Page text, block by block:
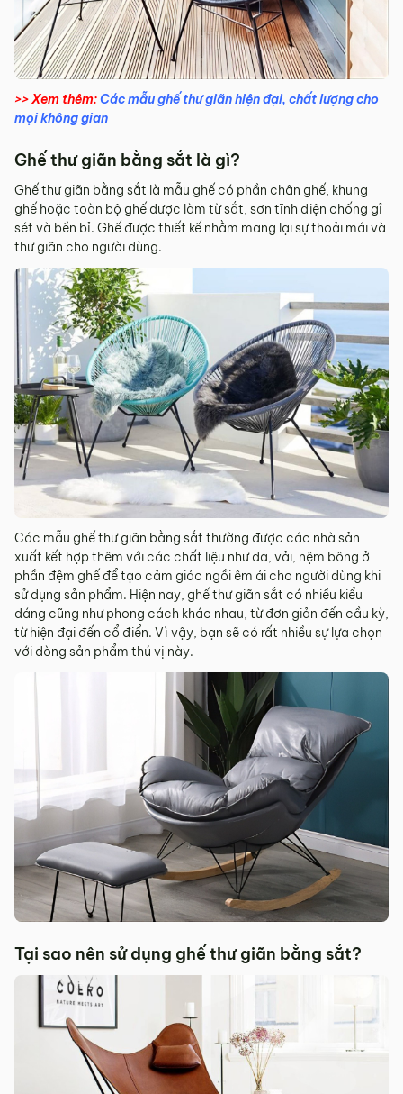
>> Xem thêm:Các mẫu ghế thư giãn hiện đại, chất lượng cho
mọi không gian
Ghế thư giãn bằng sắt là gì?
Ghế thư giãn bằng sắt là mẫu ghế có phần chân ghế, khung
ghế hoặc toàn bộ ghế được làm từ sắt, sơn tĩnh điện chống gỉ
sét và bền bỉ. Ghế được thiết kế nhằm mang lại sự thoải mái và
thư giãn cho người dùng.
Các mẫu ghế thư giãn bằng sắt thường được các nhà sản
xuất kết hợp thêm với các chất liệu như da, vải, nệm bông ở
phần đệm ghế để tạo cảm giác ngồi êm ái cho người dùng khi
sử dụng sản phẩm. Hiện nay, ghế thư giãn sắt có nhiều kiểu
dáng cũng như phong cách khác nhau, từ đơn giản đến cầu kỳ,
từ hiện đại đến cổ điển. Vì vậy, bạn sẽ có rất nhiều sự lựa chọn
với dòng sản phẩm thú vị này.
Tại sao nên sử dụng ghế thư giãn bằng sắt?